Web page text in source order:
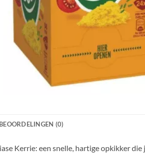
BEOORDELINGEN (0)
Kerrie: een snelle, hartige opkikker